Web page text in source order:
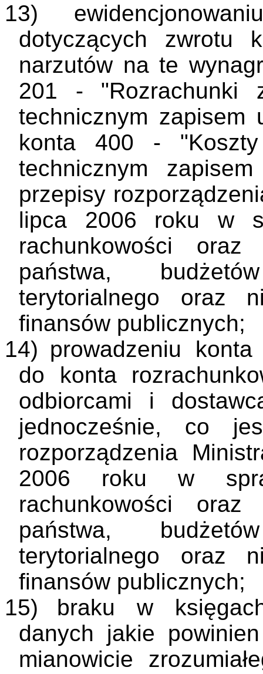
13)
dotyczących zwrotu
narzutów na te
201 - "Rozrachunki
technicznym zapisem
konta 400 - "Koszty
technicznym
przepisy
lipca 2006 roku w
rachunkowości
państwa,
terytorialnego oraz
finansów publicznych;
14) prowadzeniu
do konta
odbiorcami i
jednocześnie, co
rozporządzenia
2006 roku w
rachunkowości
państwa,
terytorialnego oraz
finansów publicznych;
15)
braku w
danych jakie
mianowicie